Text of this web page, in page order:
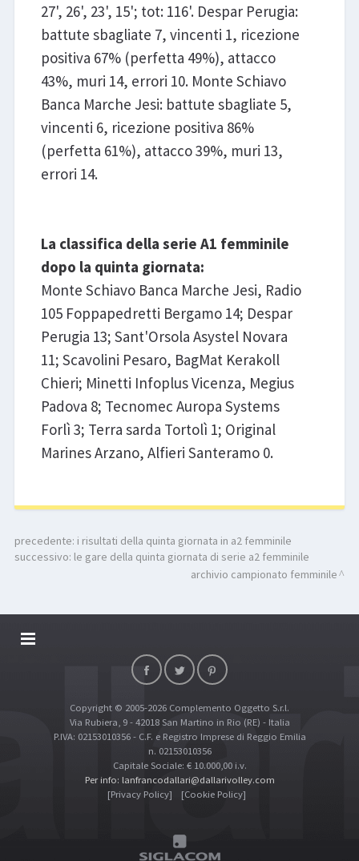
27', 26', 23', 15'; tot: 116'. Despar Perugia:
battute sbagliate 7, vincenti 1, ricezione
positiva 67% (perfetta 49%), attacco
43%, muri 14, errori 10. Monte Schiavo
Banca Marche Jesi: battute sbagliate 5,
vincenti 6, ricezione positiva 86%
(perfetta 61%), attacco 39%, muri 13,
errori 14.
La classifica della serie A1 femminile
dopo la quinta giornata:
Monte Schiavo Banca Marche Jesi, Radio
105 Foppapedretti Bergamo 14; Despar
Perugia 13; Sant'Orsola Asystel Novara
11; Scavolini Pesaro, BagMat Kerakoll
Chieri; Minetti Infoplus Vicenza, Megius
Padova 8; Tecnomec Auropa Systems
Forlì 3; Terra sarda Tortolì 1; Original
Marines Arzano, Alfieri Santeramo 0.
precedente: i risultati della quinta giornata in a2 femminile
successivo: le gare della quinta giornata di serie a2 femminile
archivio campionato femminile
DALLARIVOLLEY SOSTIENE
TOP RICERCHE
SITE MAP
Copyright © 2005-2026 Complemento Oggetto S.r.l.
Via Rubiera, 9 - 42018 San Martino in Rio (RE) - Italia
P.IVA: 02153010356 - C.F. e Registro Imprese di Reggio Emilia
n. 02153010356
Capitale Sociale: € 10.000,00 i.v.
Per info: lanfrancodallari@dallarivolley.com
[Privacy Policy]
[Cookie Policy]